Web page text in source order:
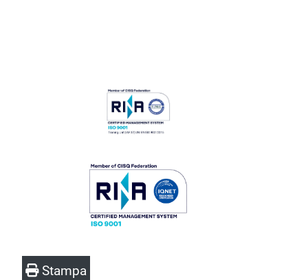
Stampa